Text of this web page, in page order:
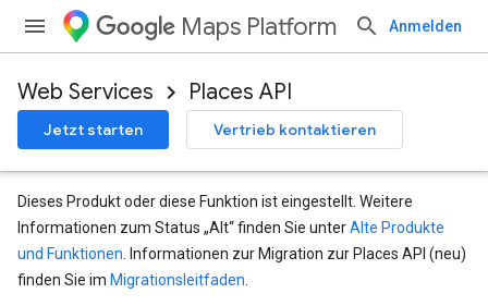
Maps Platform Anmelden
Web Services Places API
Jetzt starten Vertrieb kontaktieren
Dieses Produkt oder diese Funktion ist eingestellt. Weitere
Informationen zum Status „Alt“ finden Sie unterAlte Produkte
und Funktionen . Informationen zur Migration zur Places API (neu)
finden Sie im Migrationsleitfaden